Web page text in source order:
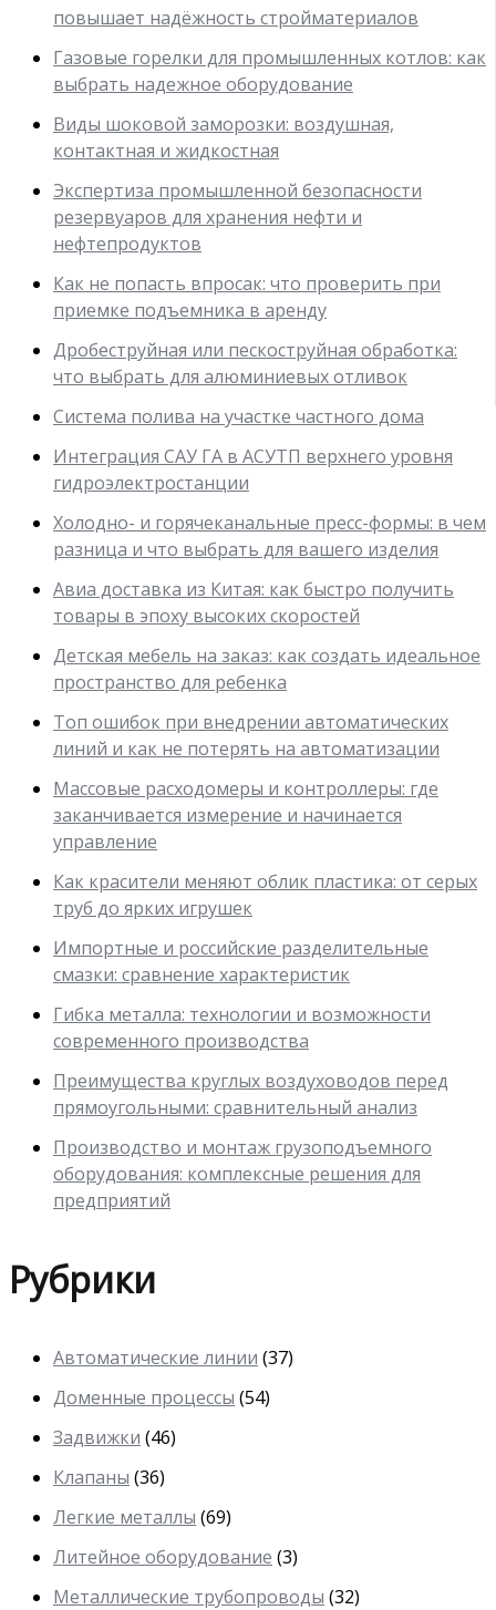
повышает надёжность стройматериалов
Газовые горелки для промышленных котлов: как
выбрать надежное оборудование
Виды шоковой заморозки: воздушная,
контактная и жидкостная
Экспертиза промышленной безопасности
резервуаров для хранения нефти и
нефтепродуктов
Как не попасть впросак: что проверить при
приемке подъемника в аренду
Дробеструйная или пескоструйная обработка:
что выбрать для алюминиевых отливок
Система полива на участке частного дома
Интеграция САУ ГА в АСУТП верхнего уровня
гидроэлектростанции
Холодно- и горячеканальные пресс-формы: в чем
разница и что выбрать для вашего изделия
Авиа доставка из Китая: как быстро получить
товары в эпоху высоких скоростей
Детская мебель на заказ: как создать идеальное
пространство для ребенка
Топ ошибок при внедрении автоматических
линий и как не потерять на автоматизации
Массовые расходомеры и контроллеры: где
заканчивается измерение и начинается
управление
Как красители меняют облик пластика: от серых
труб до ярких игрушек
Импортные и российские разделительные
смазки: сравнение характеристик
Гибка металла: технологии и возможности
современного производства
Преимущества круглых воздуховодов перед
прямоугольными: сравнительный анализ
Производство и монтаж грузоподъемного
оборудования: комплексные решения для
предприятий
Рубрики
Автоматические линии (37)
Доменные процессы (54)
Задвижки (46)
Клапаны (36)
Легкие металлы (69)
Литейное оборудование (3)
Металлические трубопроводы (32)